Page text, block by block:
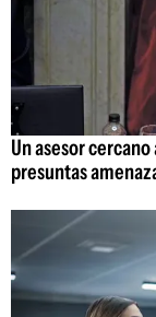
Un asesor
presuntas